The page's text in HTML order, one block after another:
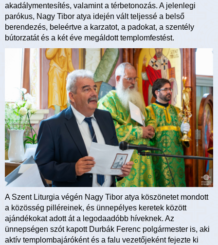
akadálymentesítés, valamint a térbetonozás. A jelenlegi
parókus, Nagy Tibor atya idején vált teljessé a belső
berendezés, beleértve a karzatot, a padokat, a szentély
bútorzatát és a két éve megáldott templomfestést.
A Szent Liturgia végén Nagy Tibor atya köszönetet mondott
a közösség pilléreinek, és ünnepélyes keretek között
ajándékokat adott át a legodaadóbb híveknek. Az
ünnepségen szót kapott Durbák Ferenc polgármester is, aki
aktív templombajáróként és a falu vezetőjeként fejezte ki